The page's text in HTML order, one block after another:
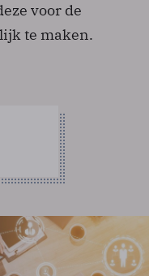
voor de
te maken.